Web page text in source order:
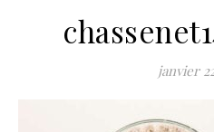
janvier